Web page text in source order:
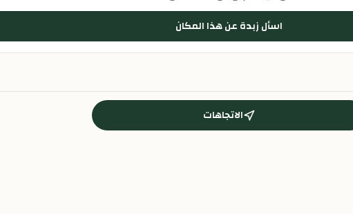
اسأل زبدة عن هذا المكان
الاتجاهات